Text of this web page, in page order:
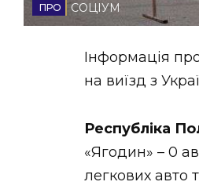
СОЦІУМ
Інформація
на виїзд з
Республіка
«Ягодин» – 0
легкових авто